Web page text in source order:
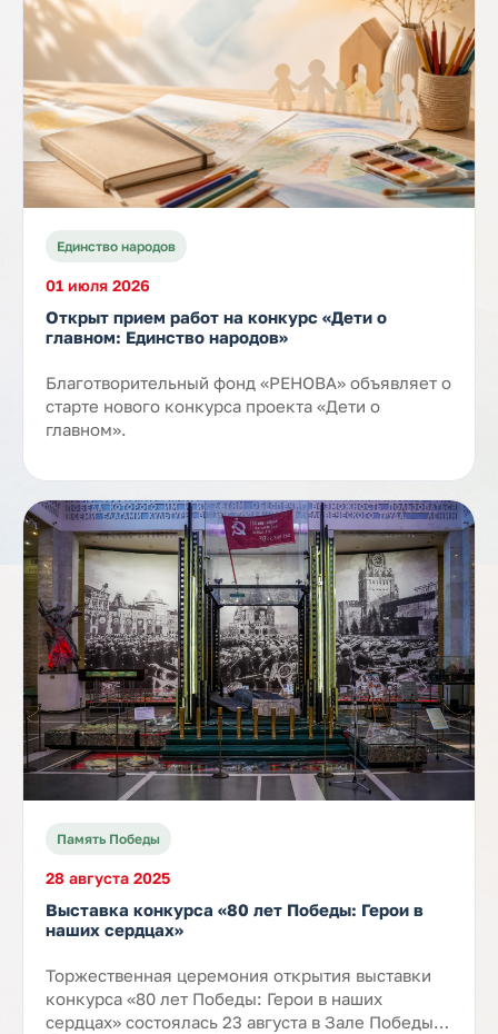
Единство народов
01 июля 2026
Открыт прием работ на конкурс «Дети о
главном: Единство народов»
Благотворительный фонд «РЕНОВА» объявляет о
старте нового конкурса проекта «Дети о
главном».
Память Победы
28 августа 2025
Выставка конкурса «80 лет Победы: Герои в
наших сердцах»
Торжественная церемония открытия выставки
конкурса «80 лет Победы: Герои в наших
сердцах» состоялась 23 августа в Зале Победы